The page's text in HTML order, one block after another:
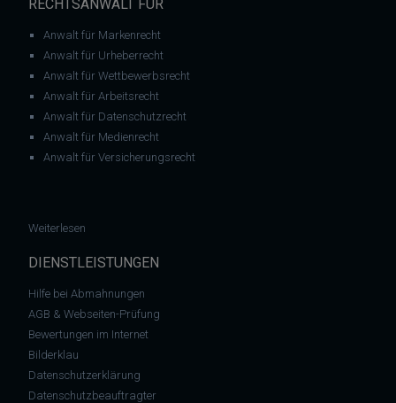
RECHTSANWALT FÜR
Anwalt für Markenrecht
Anwalt für Urheberrecht
Anwalt für Wettbewerbsrecht
Anwalt für Arbeitsrecht
Anwalt für Datenschutzrecht
Anwalt für Medienrecht
Anwalt für Versicherungsrecht
Weiterlesen
DIENSTLEISTUNGEN
Hilfe bei Abmahnungen
AGB & Webseiten-Prüfung
Bewertungen im Internet
Bilderklau
Datenschutzerklärung
Datenschutzbeauftragter